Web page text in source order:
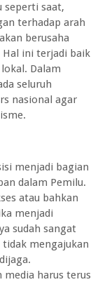
seperti saat,
terhadap arah
berusaha
Hal ini terjadi baik
Dalam
seluruh
nasional agar
menjadi bagian
dalam Pemilu.
atau bahkan
menjadi
sudah sangat
mengajukan
media harus terus